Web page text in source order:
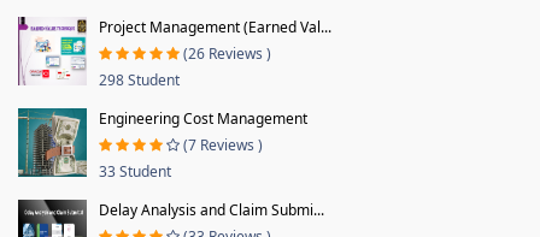
Project Management (Earned Val...
(26 Reviews )
298 Student
Engineering Cost Management
(7 Reviews )
33 Student
Delay Analysis and Claim Submi...